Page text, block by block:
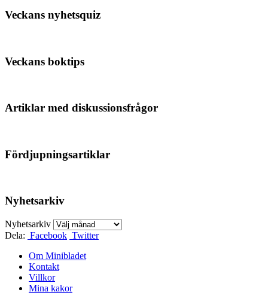
Veckans nyhetsquiz
Veckans boktips
Artiklar med diskussionsfrågor
Fördjupningsartiklar
Nyhetsarkiv
Nyhetsarkiv
Dela: Facebook Twitter
Om Minibladet
Kontakt
Villkor
Mina kakor